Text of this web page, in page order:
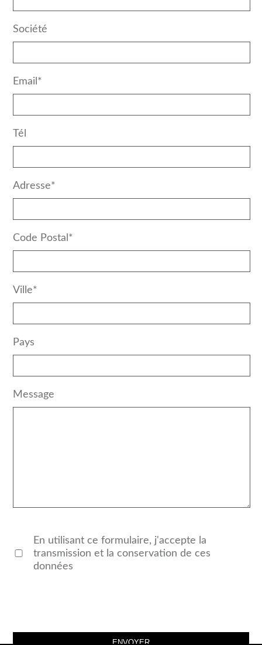
Société
Email*
Tél
Adresse*
Code Postal*
Ville*
Pays
Message
En utilisant ce formulaire, j'accepte la
transmission et la conservation de ces
données